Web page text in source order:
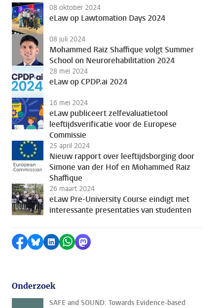
08 oktober 2024
eLaw op Lawtomation Days 2024
08 juli 2024
Mohammed Raiz Shaffique volgt Summer
School on Neurorehabilitation 2024
28 mei 2024
eLaw op CPDP.ai 2024
16 mei 2024
eLaw publiceert zelfevaluatietool
leeftijdsverificatie voor de Europese
Commissie
25 april 2024
Nieuw rapport over leeftijdsborging door
Simone van der Hof en Mohammed Raiz
Shaffique
26 maart 2024
eLaw Pre-University Course eindigt met
interessante presentaties van studenten
Delen op Facebook
Delen via Bluesky
Delen op LinkedIn
Delen via WhatsApp
Delen via Mastodon
Onderzoek
SAFE and SOUND: Towards Evidence-based